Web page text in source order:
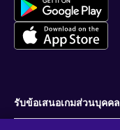
รับข้อเสนอเกมส่วนบุคคล